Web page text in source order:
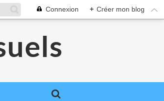
Connexion + Créer mon blog